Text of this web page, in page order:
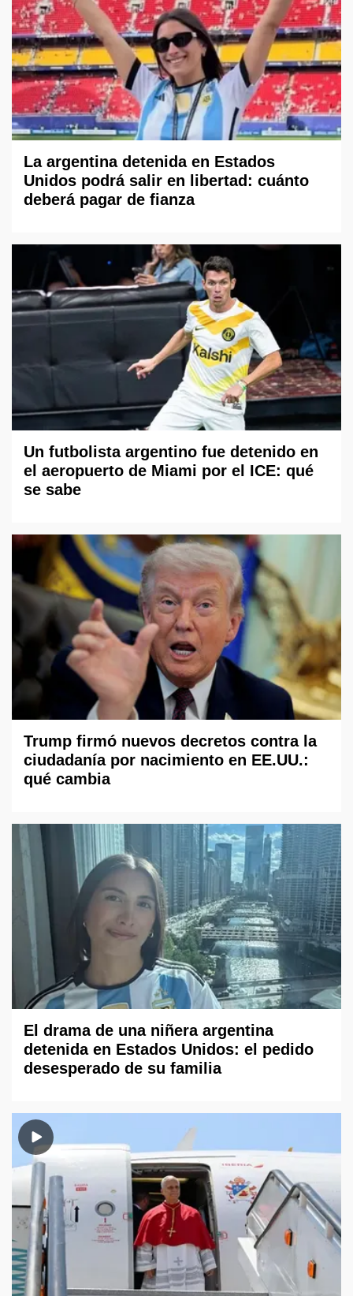
La argentina detenida en Estados
Unidos podrá salir en libertad: cuánto
deberá pagar de fianza
Un futbolista argentino fue detenido en
el aeropuerto de Miami por el ICE: qué
se sabe
Trump firmó nuevos decretos contra la
ciudadanía por nacimiento en EE.UU.:
qué cambia
El drama de una niñera argentina
detenida en Estados Unidos: el pedido
desesperado de su familia